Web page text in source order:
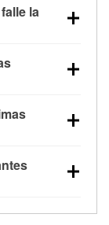
la
la mitad de
lo que
la nieve
la
sobre